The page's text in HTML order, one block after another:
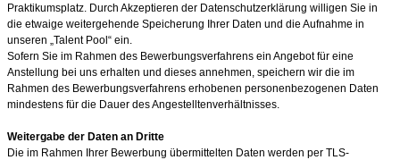
Praktikumsplatz. Durch Akzeptieren der Datenschutzerklärung willigen Sie in
die etwaige weitergehende Speicherung Ihrer Daten und die Aufnahme in
unseren „Talent Pool“ ein.
Sofern Sie im Rahmen des Bewerbungsverfahrens ein Angebot für eine
Anstellung bei uns erhalten und dieses annehmen, speichern wir die im
Rahmen des Bewerbungsverfahrens erhobenen personenbezogenen Daten
mindestens für die Dauer des Angestelltenverhältnisses.
Weitergabe der Daten an Dritte
Die im Rahmen Ihrer Bewerbung übermittelten Daten werden per TLS-